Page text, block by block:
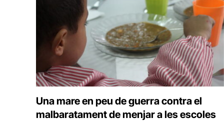
Una mare en peu de guerra contra el
malbaratament de menjar a les escoles